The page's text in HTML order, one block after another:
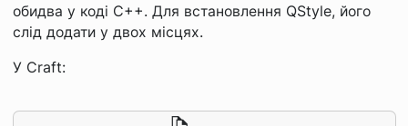
обидва у коді C++. Для встановлення QStyle, його
слід додати у двох місцях.
У Craft: